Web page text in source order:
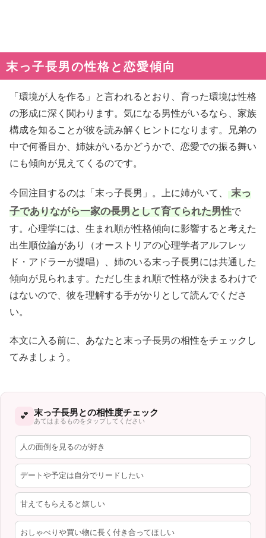
末っ子長男の性格と恋愛傾向
「環境が人を作る」と言われるとおり、育った環境は性格
の形成に深く関わります。気になる男性がいるなら、家族
構成を知ることが彼を読み解くヒントになります。兄弟の
中で何番目か、姉妹がいるかどうかで、恋愛での振る舞い
にも傾向が見えてくるのです。
今回注目するのは「末っ子長男」。上に姉がいて、
末っ
子でありながら一家の長男として育てられた男性で
す。心理学には、生まれ順が性格傾向に影響すると考えた
出生順位論があり（オーストリアの心理学者アルフレッ
ド・アドラーが提唱）、姉のいる末っ子長男には共通した
傾向が見られます。ただし生まれ順で性格が決まるわけで
はないので、彼を理解する手がかりとして読んでくださ
い。
本文に入る前に、あなたと末っ子長男の相性をチェックし
てみましょう。
💕 末っ子長男との相性度チェック
あてはまるものをタップしてください
人の面倒を見るのが好き
デートや予定は自分でリードしたい
甘えてもらえると嬉しい
おしゃべりや買い物に長く付き合ってほしい